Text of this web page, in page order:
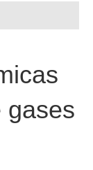
gases